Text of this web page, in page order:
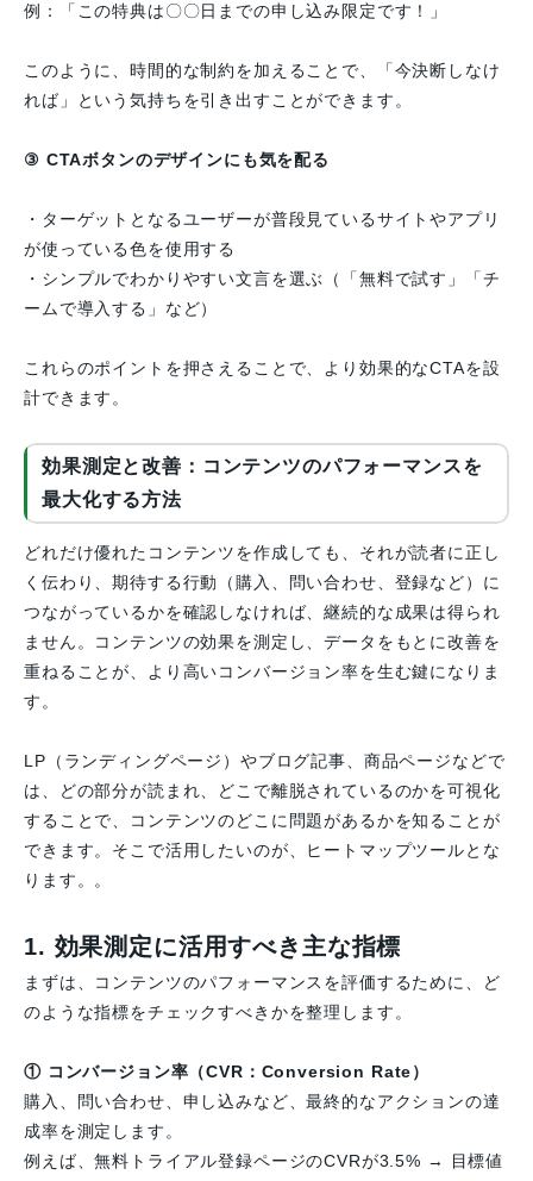
例：「この特典は〇〇日までの申し込み限定です！」
このように、時間的な制約を加えることで、「今決断しなけ
れば」という気持ちを引き出すことができます。
③ CTAボタンのデザインにも気を配る
・ターゲットとなるユーザーが普段見ているサイトやアプリ
が使っている色を使用する
・シンプルでわかりやすい文言を選ぶ（「無料で試す」「チ
ームで導入する」など）
これらのポイントを押さえることで、より効果的なCTAを設
計できます。
効果測定と改善：コンテンツのパフォーマンスを
最大化する方法
どれだけ優れたコンテンツを作成しても、それが読者に正し
く伝わり、期待する行動（購入、問い合わせ、登録など）に
つながっているかを確認しなければ、継続的な成果は得られ
ません。コンテンツの効果を測定し、データをもとに改善を
重ねることが、より高いコンバージョン率を生む鍵になりま
す。
LP（ランディングページ）やブログ記事、商品ページなどで
は、どの部分が読まれ、どこで離脱されているのかを可視化
することで、コンテンツのどこに問題があるかを知ることが
できます。そこで活用したいのが、ヒートマップツールとな
ります。。
1. 効果測定に活用すべき主な指標
まずは、コンテンツのパフォーマンスを評価するために、ど
のような指標をチェックすべきかを整理します。
① コンバージョン率（CVR：Conversion Rate）
購入、問い合わせ、申し込みなど、最終的なアクションの達
成率を測定します。
例えば、無料トライアル登録ページのCVRが3.5% → 目標値